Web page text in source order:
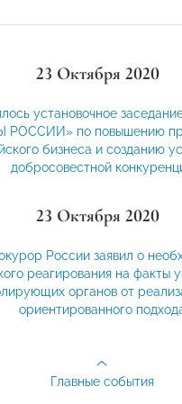
23 Октября 2020
установочное
по повышению
бизнеса и созданию
добросовестной
23 Октября 2020
России заявил о
реагирования на факты
органов от
ориентированного
Главные события